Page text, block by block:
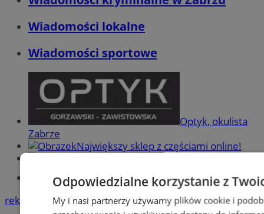
Wiadomości lokalne
Wiadomości sportowe
Optyk, okulista
Zabrze
Największy sklep z częściami online!
Tworzenie stron www -Zabrze
reklama
Odpowiedzialne korzystanie z
My i nasi partnerzy używamy plików cookie i